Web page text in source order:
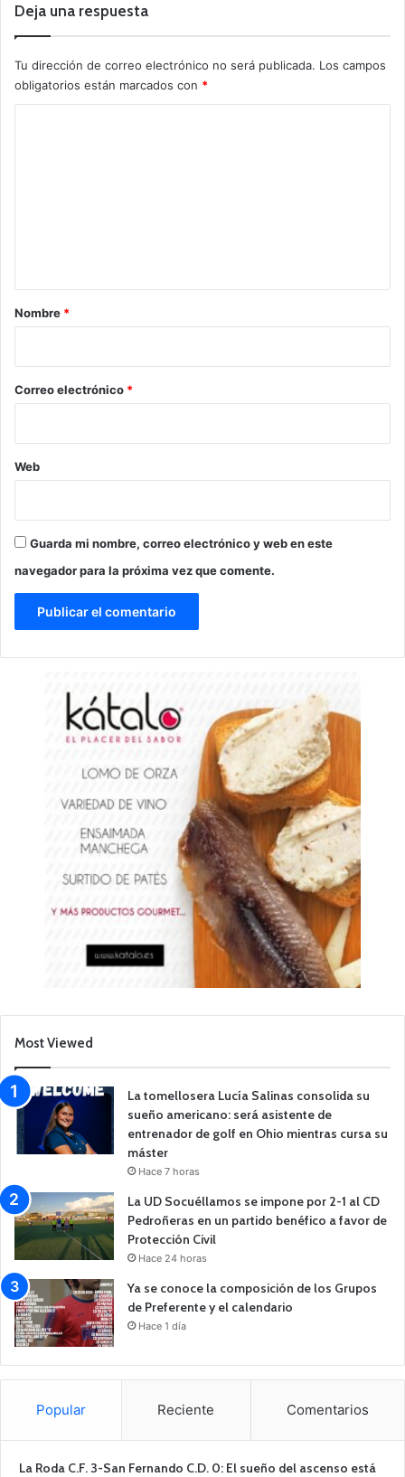
Deja una respuesta
Tu dirección de correo electrónico no será publicada. Los campos
obligatorios están marcados con *
r
*
Nombre *
Correo electrónico *
Web
Guarda mi nombre, correo electrónico y web en este
navegador para la próxima vez que comente.
Most Viewed
La tomellosera Lucía Salinas consolida su
sueño americano: será asistente de
entrenador de golf en Ohio mientras cursa su
máster
Hace 7 horas
La UD Socuéllamos se impone por 2-1 al CD
Pedroñeras en un partido benéfico a favor de
Protección Civil
Hace 24 horas
Ya se conoce la composición de los Grupos
de Preferente y el calendario
Hace 1 día
Popular Reciente Comentarios
La Roda C.F. 3-San Fernando C.D. 0: El sueño del ascenso está